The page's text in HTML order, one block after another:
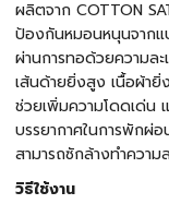
ผลิตจาก COTTON
ป้องกันหมอนหนุนจากแ
ผ่านการทอด้วยความล
เส้นด้ายยิ่งสูง เนื้อผ้ายิ่
ช่วยเพิ่มความโดดเด่น
บรรยากาศในการพักผ่
สามารถซักล้างทำควา
วิธีใช้งาน